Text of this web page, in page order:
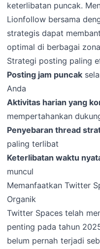
keterlibatan puncak.
Lionfollow bersama
strategis dapat
optimal di berbagai
Strategi posting paling
Posting jam puncak
Anda
Aktivitas harian yang
mempertahankan
Penyebaran thread
paling terlibat
Keterlibatan waktu
muncul
Memanfaatkan Twitter
Organik
Twitter Spaces telah
penting pada tahun
belum pernah terjadi